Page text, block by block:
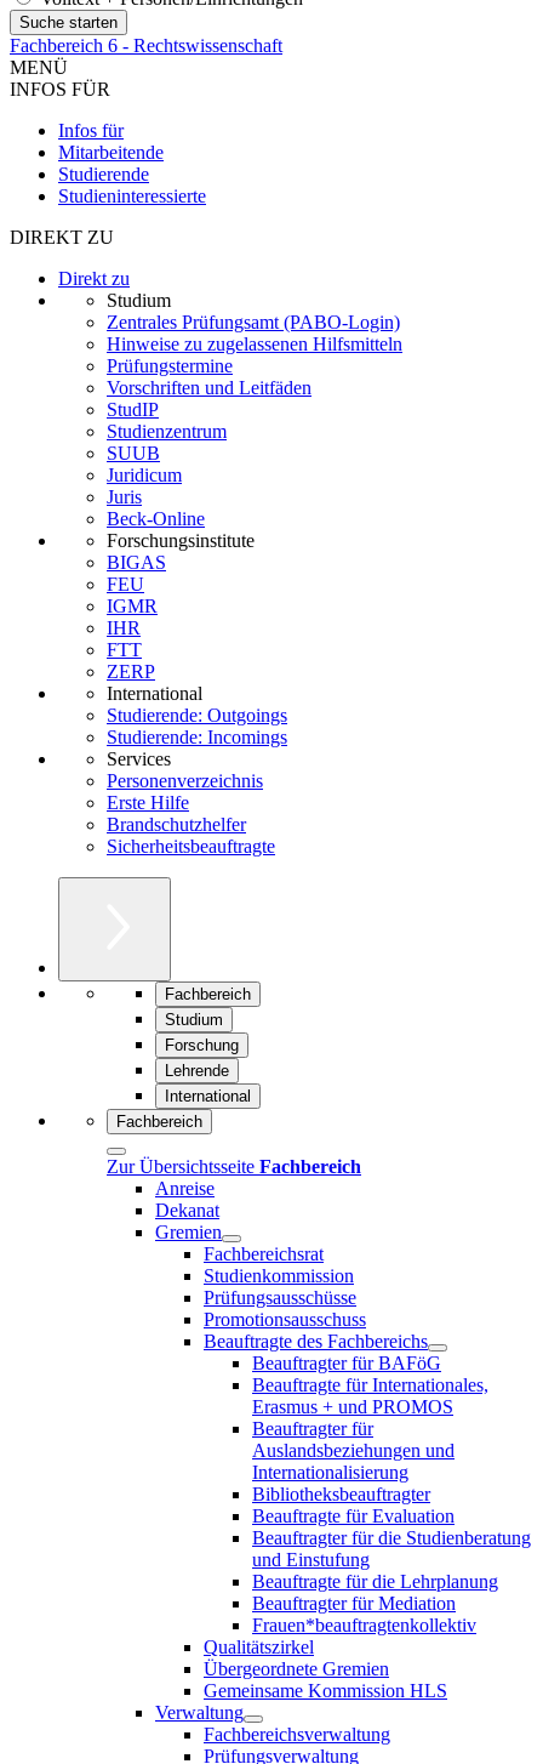
Fachbereich 6 - Rechtswissenschaft
MENÜ
INFOS FÜR
Infos für
Mitarbeitende
Studierende
Studieninteressierte
DIREKT ZU
Direkt zu
Studium
Zentrales Prüfungsamt (PABO-Login)
Hinweise zu zugelassenen Hilfsmitteln
Prüfungstermine
Vorschriften und Leitfäden
StudIP
Studienzentrum
SUUB
Juridicum
Juris
Beck-Online
Forschungsinstitute
BIGAS
FEU
IGMR
IHR
FTT
ZERP
International
Studierende: Outgoings
Studierende: Incomings
Services
Personenverzeichnis
Erste Hilfe
Brandschutzhelfer
Sicherheitsbeauftragte
Fachbereich
Studium
Forschung
Lehrende
International
Fachbereich
Zur Übersichtsseite Fachbereich
Anreise
Dekanat
Gremien
Fachbereichsrat
Studienkommission
Prüfungsausschüsse
Promotionsausschuss
Beauftragte des Fachbereichs
Beauftragter für BAFöG
Beauftragte für Internationales,
Erasmus + und PROMOS
Beauftragter für
Auslandsbeziehungen und
Internationalisierung
Bibliotheksbeauftragter
Beauftragte für Evaluation
Beauftragter für die Studienberatung
und Einstufung
Beauftragte für die Lehrplanung
Beauftragter für Mediation
Frauen*beauftragtenkollektiv
Qualitätszirkel
Übergeordnete Gremien
Gemeinsame Kommission HLS
Verwaltung
Fachbereichsverwaltung
Prüfungsverwaltung